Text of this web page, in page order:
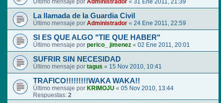
Último mensaje por Administrador « 31 Ene 2011, 21:39
La llamada de la Guardia Civil
Último mensaje por Administrador « 24 Ene 2011, 22:59
SI ES QUE ALGO "TIE QUE HABER"
Último mensaje por perico_ jimenez « 02 Ene 2011, 20:01
SUFRIR SIN NECESIDAD
Último mensaje por tagus « 15 Nov 2010, 10:41
TRAFICO!!!!!!!!!WAKA WAKA!!
Último mensaje por KRIMOJU « 05 Nov 2010, 13:44
Respuestas: 2